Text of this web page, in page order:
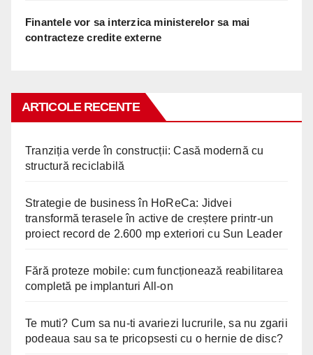
Finantele vor sa interzica ministerelor sa mai
contracteze credite externe
ARTICOLE RECENTE
Tranziția verde în construcții: Casă modernă cu
structură reciclabilă
Strategie de business în HoReCa: Jidvei
transformă terasele în active de creștere printr-un
proiect record de 2.600 mp exteriori cu Sun Leader
Fără proteze mobile: cum funcționează reabilitarea
completă pe implanturi All-on
Te muti? Cum sa nu-ti avariezi lucrurile, sa nu zgarii
podeaua sau sa te pricopsesti cu o hernie de disc?